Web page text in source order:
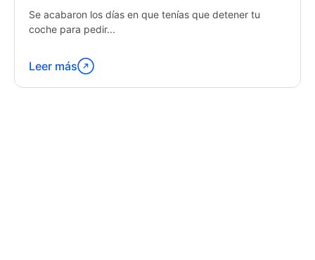
Se acabaron los días en que tenías que detener tu
coche para pedir...
Continúa
leyendo
Leer más